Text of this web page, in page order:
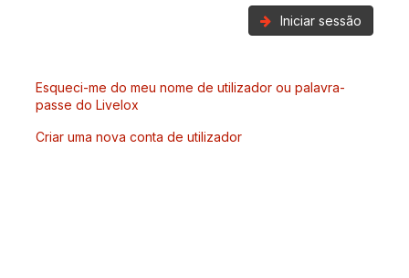
Iniciar sessão
Esqueci-me do meu nome de utilizador ou palavra-
passe do Livelox
Criar uma nova conta de utilizador